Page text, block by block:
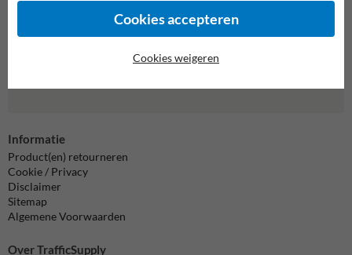
info@trafficsupply.be
Informatie
Product(en) retourneren
Cookie / Privacy
Disclaimer
Sitemap
Algemene Voorwaarden
Over TrafficSupply
Cookies accepteren
Cookies weigeren